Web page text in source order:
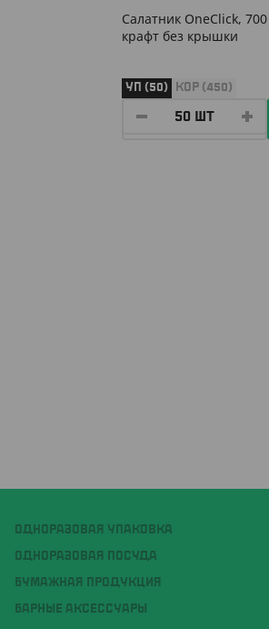
Салатник OneClick,
крафт без крышки
УП (50) КОР (450)
ОДНОРАЗОВАЯ УПАКОВКА
ОДНОРАЗОВАЯ ПОСУДА
БУМАЖНАЯ ПРОДУКЦИЯ
БАРНЫЕ АКСЕССУАРЫ